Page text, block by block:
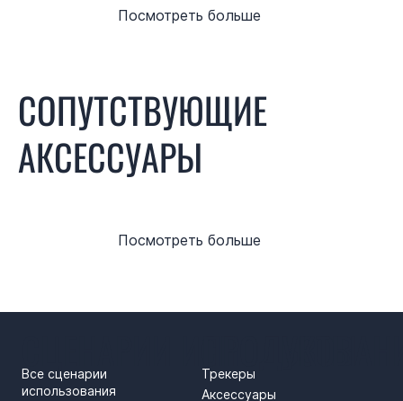
Посмотреть больше
СОПУТСТВУЮЩИЕ
АКСЕССУАРЫ
Посмотреть больше
Все сценарии
использования
Трекеры
Аксессуары